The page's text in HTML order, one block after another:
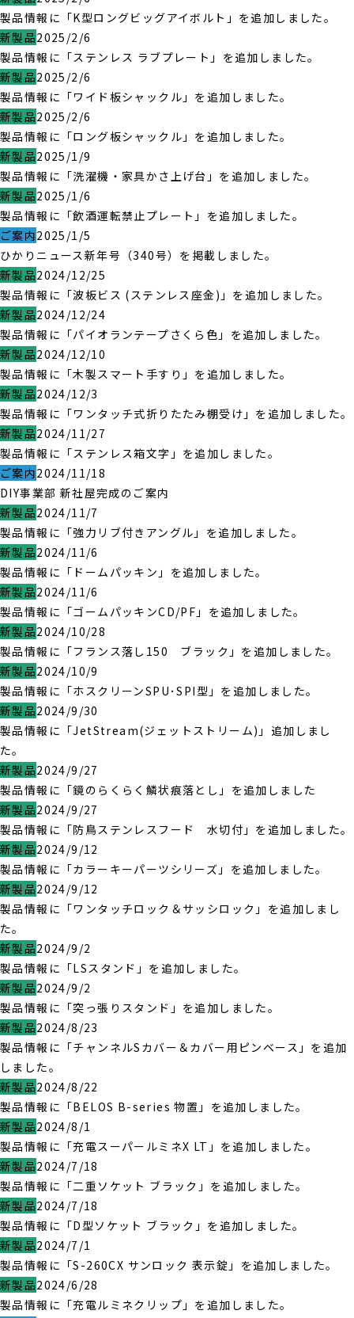
製品情報に「K型ロングビッグアイボルト」を追加しました。
新製品2025/2/6
製品情報に「ステンレス ラブプレート」を追加しました。
新製品2025/2/6
製品情報に「ワイド板シャックル」を追加しました。
新製品2025/2/6
製品情報に「ロング板シャックル」を追加しました。
新製品2025/1/9
製品情報に「洗濯機・家具かさ上げ台」を追加しました。
新製品2025/1/6
製品情報に「飲酒運転禁止プレート」を追加しました。
ご案内2025/1/5
ひかりニュース新年号（340号）を掲載しました。
新製品2024/12/25
製品情報に「波板ビス (ステンレス座金)」を追加しました。
新製品2024/12/24
製品情報に「パイオランテープさくら色」を追加しました。
新製品2024/12/10
製品情報に「木製スマート手すり」を追加しました。
新製品2024/12/3
製品情報に「ワンタッチ式折りたたみ棚受け」を追加しました。
新製品2024/11/27
製品情報に「ステンレス箱文字」を追加しました。
ご案内2024/11/18
DIY事業部 新社屋完成のご案内
新製品2024/11/7
製品情報に「強力リブ付きアングル」を追加しました。
新製品2024/11/6
製品情報に「ドームパッキン」を追加しました。
新製品2024/11/6
製品情報に「ゴームパッキンCD/PF」を追加しました。
新製品2024/10/28
製品情報に「フランス落し150 ブラック」を追加しました。
新製品2024/10/9
製品情報に「ホスクリーンSPU･SPI型」を追加しました。
新製品2024/9/30
製品情報に「JetStream(ジェットストリーム)」追加しまし
た。
新製品2024/9/27
製品情報に「鏡のらくらく鱗状痕落とし」を追加しました
新製品2024/9/27
製品情報に「防鳥ステンレスフード 水切付」を追加しました。
新製品2024/9/12
製品情報に「カラーキーパーツシリーズ」を追加しました。
新製品2024/9/12
製品情報に「ワンタッチロック＆サッシロック」を追加しまし
た。
新製品2024/9/2
製品情報に「LSスタンド」を追加しました。
新製品2024/9/2
製品情報に「突っ張りスタンド」を追加しました。
新製品2024/8/23
製品情報に「チャンネルSカバー＆カバー用ピンベース」を追加
しました。
新製品2024/8/22
製品情報に「BELOS B-series 物置」を追加しました。
新製品2024/8/1
製品情報に「充電スーパールミネX LT」を追加しました。
新製品2024/7/18
製品情報に「二重ソケット ブラック」を追加しました。
新製品2024/7/18
製品情報に「D型ソケット ブラック」を追加しました。
新製品2024/7/1
製品情報に「S-260CX サンロック 表示錠」を追加しました。
新製品2024/6/28
製品情報に「充電ルミネクリップ」を追加しました。